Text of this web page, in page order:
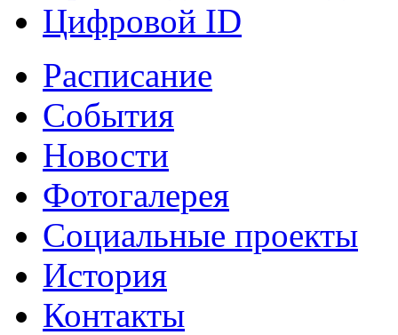
Цифровой ID
Расписание
События
Новости
Фотогалерея
Социальные проекты
История
Контакты